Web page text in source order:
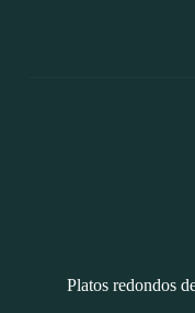
Platos redondos